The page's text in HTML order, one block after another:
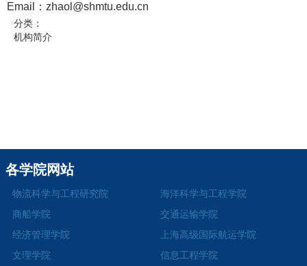
Email：zhaol@shmtu.edu.cn
分类：
机构简介
各学院网站
物流科学与工程研究院
海洋科学与工程学院
商船学院
交通运输学院
经济管理学院
上海高级国际航运学院
文理学院
信息工程学院